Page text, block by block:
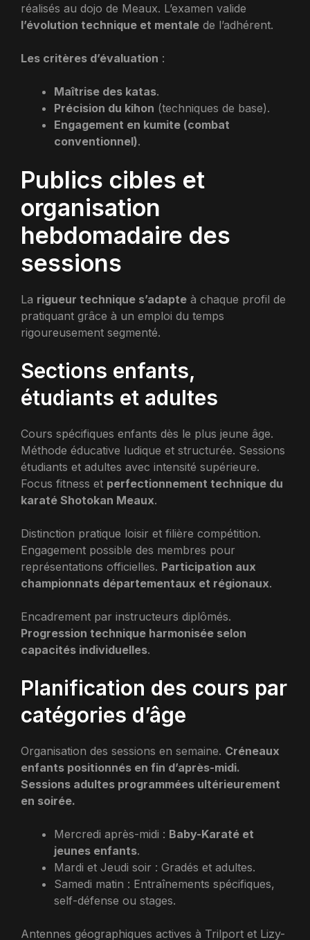
réalisés au dojo de Meaux. L’examen valide
l’évolution technique et mentale de l’adhérent.
Les critères d’évaluation :
Maîtrise des katas.
Précision du kihon (techniques de base).
Engagement en kumite (combat
conventionnel).
Publics cibles et
organisation
hebdomadaire des
sessions
La rigueur technique s’adapte à chaque profil de
pratiquant grâce à un emploi du temps
rigoureusement segmenté.
Sections enfants,
étudiants et adultes
Cours spécifiques enfants dès le plus jeune âge.
Méthode éducative ludique et structurée. Sessions
étudiants et adultes avec intensité supérieure.
Focus fitness et perfectionnement technique du
karaté Shotokan Meaux.
Distinction pratique loisir et filière compétition.
Engagement possible des membres pour
représentations officielles. Participation aux
championnats départementaux et régionaux.
Encadrement par instructeurs diplômés.
Progression technique harmonisée selon
capacités individuelles.
Planification des cours par
catégories d’âge
Organisation des sessions en semaine. Créneaux
enfants positionnés en fin d’après-midi.
Sessions adultes programmées ultérieurement
en soirée.
Mercredi après-midi : Baby-Karaté et
jeunes enfants.
Mardi et Jeudi soir : Gradés et adultes.
Samedi matin : Entraînements spécifiques,
self-défense ou stages.
Antennes géographiques actives à Trilport et Lizy-